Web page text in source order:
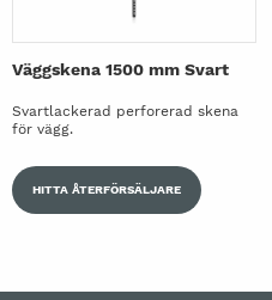
Väggskena 1500 mm Svart
Svartlackerad perforerad skena
för vägg.
HITTA ÅTERFÖRSÄLJARE